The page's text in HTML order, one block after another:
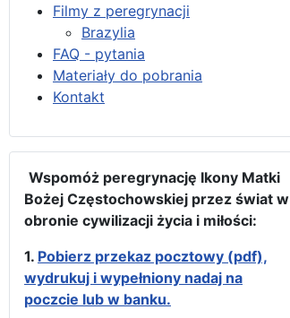
Filmy z peregrynacji
Brazylia
FAQ - pytania
Materiały do pobrania
Kontakt
Wspomóż peregrynację Ikony Matki
Bożej Częstochowskiej przez świat w
obronie cywilizacji życia i miłości:
1. Pobierz przekaz pocztowy (pdf),
wydrukuj i wypełniony nadaj na
poczcie lub w banku.